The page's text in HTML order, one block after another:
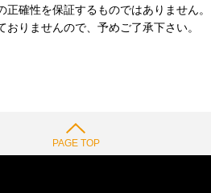
確性を保証するものではありません。
りませんので、予めご了承下さい。
PAGE TOP